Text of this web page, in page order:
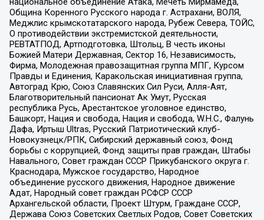
Община Коренного Русского народа г. Астрахани, ВОЛЯ,
Меджлис крымскотатарского народа, Рубеж Севера, ТОЙС,
О противодействии экстремистской деятельности,
РЕВТАТПОД, Артподготовка, Штольц, В честь иконы
Божией Матери Державная, Сектор 16, Независимость,
Фирма, Молодежная правозащитная группа МПГ, Курсом
Правды и Единения, Каракольская инициативная группа,
Автоград Крю, Союз Славянских Сил Руси, Алля-Аят,
Благотворительный пансионат Ак Умут, Русская
республика Русь, Арестантское уголовное единство,
Башкорт, Нация и свобода, Нация и свобода, W.H.С., Фалунь
Дафа, Иртыш Ultras, Русский Патриотический клуб-
Новокузнецк/РПК, Сибирский державный союз, Фонд
борьбы с коррупцией, Фонд защиты прав граждан, Штабы
Навального, Совет граждан СССР Прикубанского округа г.
Краснодара, Мужское государство, Народное
объединение русского движения, Народное движение
Адат, Народный совет граждан РСФСР СССР
Архангельской области, Проект Штурм, Граждане СССР,
Держава Союз Советских Светлых Родов, Совет Советских